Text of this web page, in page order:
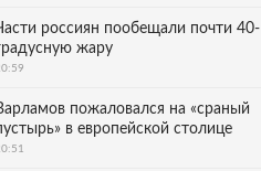
россиян пообещали почти 40-
жару
пожаловался на «сраный
в европейской столице